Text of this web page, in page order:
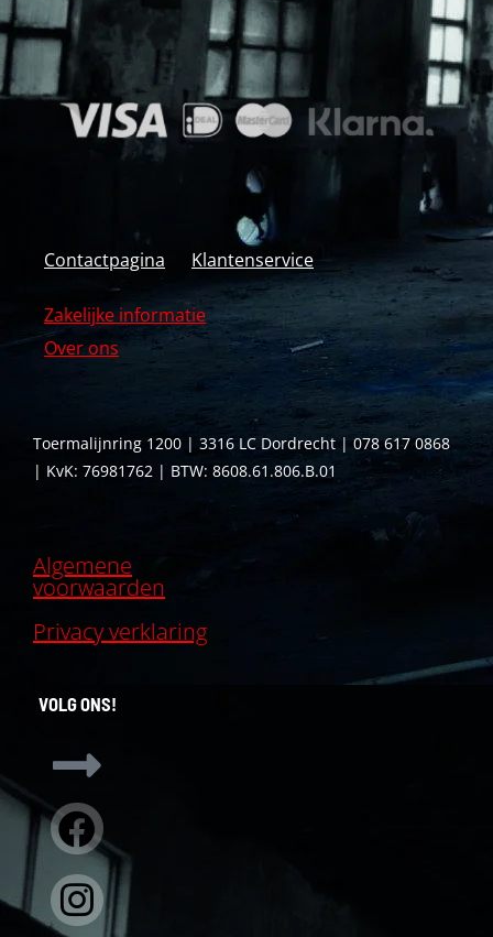
Contactpagina Klantenservice
Zakelijke informatie
Over ons
Toermalijnring 1200 | 3316 LC Dordrecht | 078 617 0868
| KvK: 76981762 | BTW: 8608.61.806.B.01
Algemene
voorwaarden
Privacy verklaring
VOLG ONS!
Facebook
Instagram
Linkedin